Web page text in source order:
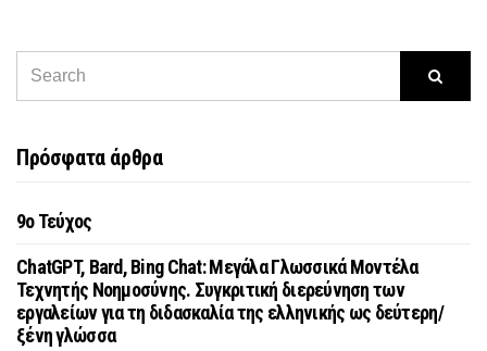
Πρόσφατα άρθρα
9o Τεύχος
ChatGPT, Bard, Bing Chat: Μεγάλα Γλωσσικά Μοντέλα
Τεχνητής Νοημοσύνης. Συγκριτική διερεύνηση των
εργαλείων για τη διδασκαλία της ελληνικής ως δεύτερη/
ξένη γλώσσα